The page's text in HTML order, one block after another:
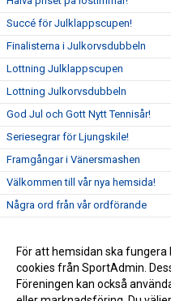
Succé för Julklappscupen!
Finalisterna i Julkorvsdubbeln
Lottning Julklappscupen
Lottning Julkorvsdubbeln
God Jul och Gott Nytt Tennisår!
Seriesegrar för Ljungskile!
Framgångar i Vänersmashen
Välkommen till vår nya hemsida!
Några ord från vår ordförande
Dags att anmäla sig till
Vill du börja spela tennis i
För att hemsidan ska
cookies från SportAdmin.
Föreningen kan också